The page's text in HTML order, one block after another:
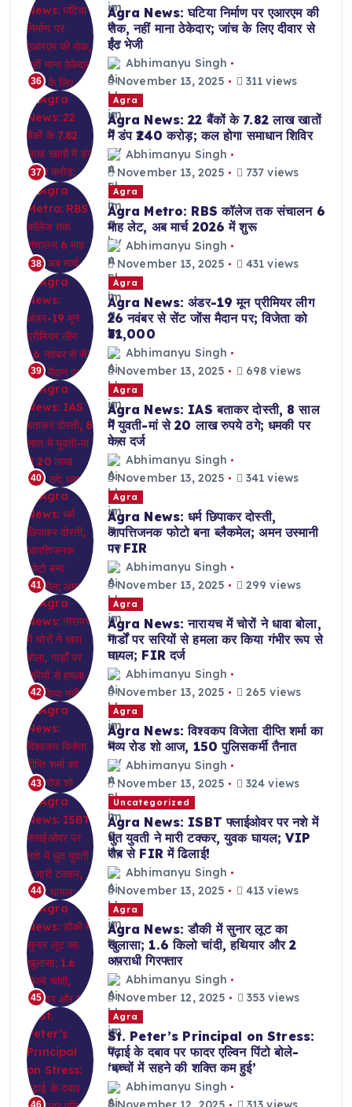
36
Agra News: घटिया निर्माण पर एआरएम की
रोक, नहीं माना ठेकेदार; जांच के लिए दीवार से
ईंट भेजी
Abhimanyu Singh
November 13, 2025
311 views
37
Agra
Agra News: 22 बैंकों के 7.82 लाख खातों
में डंप ₹240 करोड़; कल होगा समाधान शिविर
Abhimanyu Singh
November 13, 2025
737 views
38
Agra
Agra Metro: RBS कॉलेज तक संचालन 6
माह लेट, अब मार्च 2026 में शुरू
Abhimanyu Singh
November 13, 2025
431 views
39
Agra
Agra News: अंडर-19 मून प्रीमियर लीग
26 नवंबर से सेंट जोंस मैदान पर; विजेता को
₹31,000
Abhimanyu Singh
November 13, 2025
698 views
40
Agra
Agra News: IAS बताकर दोस्ती, 8 साल
में युवती-मां से 20 लाख रुपये ठगे; धमकी पर
केस दर्ज
Abhimanyu Singh
November 13, 2025
341 views
41
Agra
Agra News: धर्म छिपाकर दोस्ती,
आपत्तिजनक फोटो बना ब्लैकमेल; अमन उस्मानी
पर FIR
Abhimanyu Singh
November 13, 2025
299 views
42
Agra
Agra News: नारायच में चोरों ने धावा बोला,
गार्डों पर सरियों से हमला कर किया गंभीर रूप से
घायल; FIR दर्ज
Abhimanyu Singh
November 13, 2025
265 views
43
Agra
Agra News: विश्वकप विजेता दीप्ति शर्मा का
भव्य रोड शो आज, 150 पुलिसकर्मी तैनात
Abhimanyu Singh
November 13, 2025
324 views
44
Uncategorized
Agra News: ISBT फ्लाईओवर पर नशे में
धुत युवती ने मारी टक्कर, युवक घायल; VIP
रौब से FIR में ढिलाई!
Abhimanyu Singh
November 13, 2025
413 views
45
Agra
Agra News: डौकी में सुनार लूट का
खुलासा; 1.6 किलो चांदी, हथियार और 2
अपराधी गिरफ्तार
Abhimanyu Singh
November 12, 2025
353 views
Agra
St. Peter’s Principal on Stress:
पढ़ाई के दबाव पर फादर एल्विन पिंटो बोले-
‘बच्चों में सहने की शक्ति कम हुई’
Abhimanyu Singh